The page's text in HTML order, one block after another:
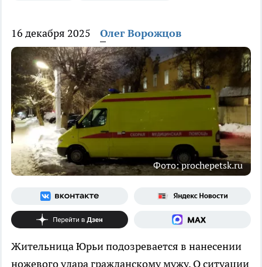
16 декабря 2025 Олег Ворожцов
Фото: prochepetsk.ru
Жительница Юрьи подозревается в нанесении
ножевого удара гражданскому мужу. О ситуации